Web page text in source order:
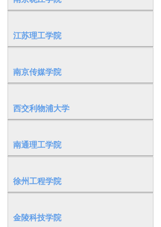
江苏理工学院
南京传媒学院
西交利物浦大学
南通理工学院
徐州工程学院
金陵科技学院